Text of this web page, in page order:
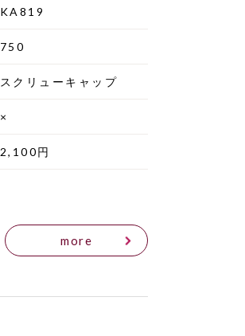
KA819
750
スクリューキャップ
×
2,100円
more